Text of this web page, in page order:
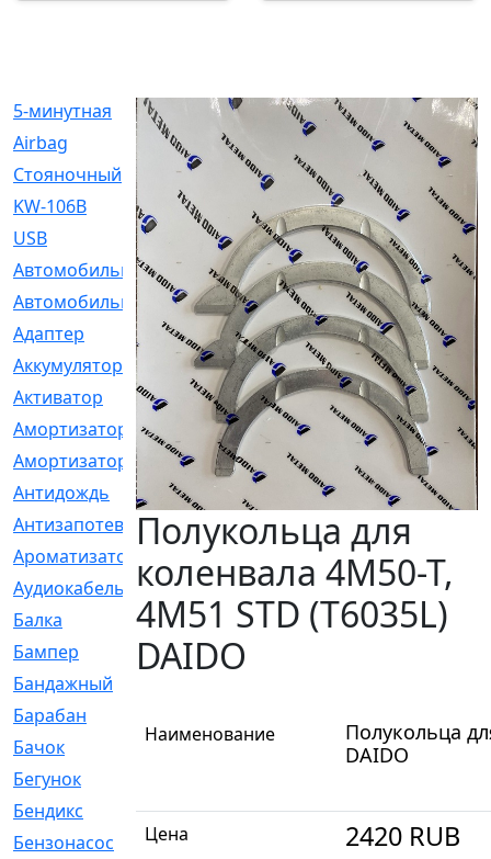
5-минутная
[1]
Airbag
[18]
Cтояночный
KW-106B
USB
[6]
Автомобильное
[6]
Автомобильный
[6]
Адаптер
[3]
Аккумулятор
[2]
Активатор
[1]
Амортизатор
[608]
Амортизаторы
[21]
Антидождь
[1]
Антизапотеватель
[1]
Ароматизатор
[35]
Аудиокабель
[2]
Балка
[58]
Бампер
[137]
Бандажный
Барабан
Бачок
[40]
Бегунок
Бендикс
[26]
Бензонасос
Полукольца для
коленвала 4M50-T,
4M51 STD (T6035L)
DAIDO
Наименование
Полукольца
DAIDO
Цена 2420 RUB